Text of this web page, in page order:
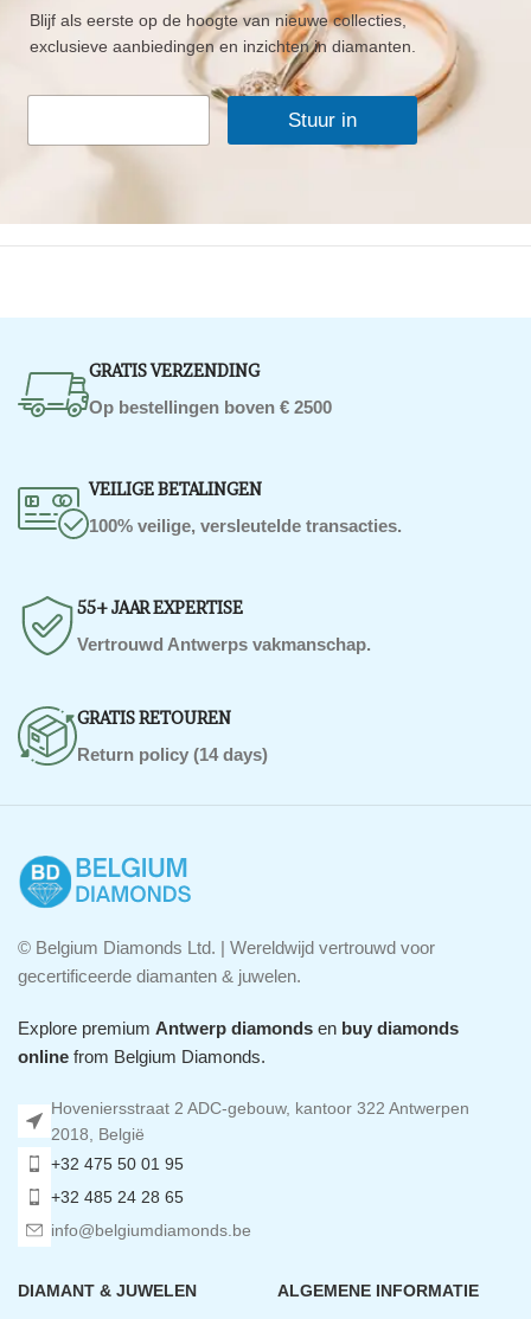
Blijf als eerste op de hoogte van nieuwe collecties,
exclusieve aanbiedingen en inzichten in diamanten.
i
l
m
Stuur in
GRATIS VERZENDING
Op bestellingen boven € 2500
VEILIGE BETALINGEN
100% veilige, versleutelde transacties.
55+ JAAR EXPERTISE
Vertrouwd Antwerps vakmanschap.
GRATIS RETOUREN
Return policy (14 days)
© Belgium Diamonds Ltd. | Wereldwijd vertrouwd voor
gecertificeerde diamanten & juwelen.
Explore premium Antwerp diamonds en buy diamonds
online from Belgium Diamonds.
Hoveniersstraat 2 ADC-gebouw, kantoor 322 Antwerpen
2018, België
+32 475 50 01 95
+32 485 24 28 65
info@belgiumdiamonds.be
DIAMANT & JUWELEN ALGEMENE INFORMATIE